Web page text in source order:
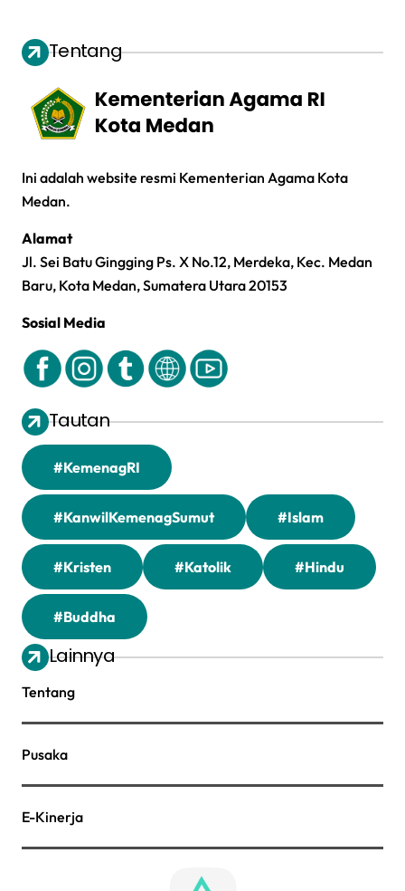
Tentang
Ini adalah website resmi Kementerian Agama Kota
Medan.
Alamat
Jl. Sei Batu Gingging Ps. X No.12, Merdeka, Kec. Medan
Baru, Kota Medan, Sumatera Utara 20153
Sosial Media
Tautan
#KemenagRI
#KanwilKemenagSumut #Islam
#Kristen #Katolik #Hindu
#Buddha
Lainnya
Tentang
Pusaka
E-Kinerja